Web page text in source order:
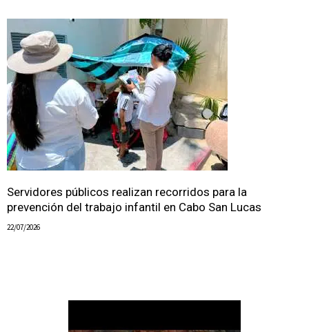
Servidores públicos realizan recorridos para la
prevención del trabajo infantil en Cabo San Lucas
22/07/2026